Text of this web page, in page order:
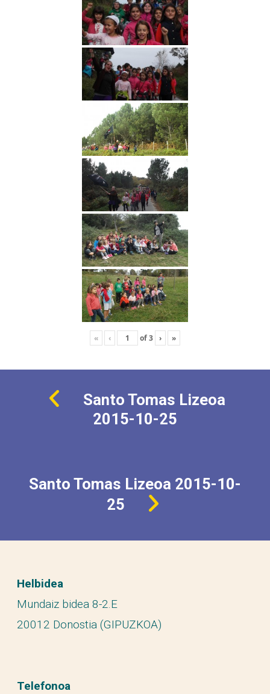
« ‹ of3 › »
Santo Tomas Lizeoa
2015-10-25
Santo Tomas Lizeoa 2015-10-
25
Helbidea
Mundaiz bidea 8-2.E
20012 Donostia (GIPUZKOA)
Telefonoa